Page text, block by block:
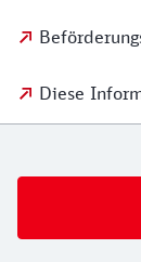
Diese